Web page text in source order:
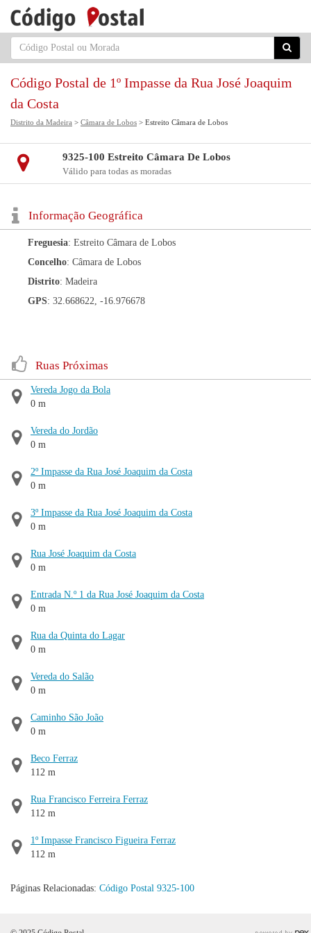
Código Postal de 1º Impasse da Rua José Joaquim
da Costa
Distrito da Madeira > Câmara de Lobos > Estreito Câmara de Lobos
9325-100 Estreito Câmara De Lobos
Válido para todas as moradas
Informação Geográfica
Freguesia: Estreito Câmara de Lobos
Concelho: Câmara de Lobos
Distrito: Madeira
GPS: 32.668622, -16.976678
Ruas Próximas
Vereda Jogo da Bola
0 m
Vereda do Jordão
0 m
2º Impasse da Rua José Joaquim da Costa
0 m
3º Impasse da Rua José Joaquim da Costa
0 m
Rua José Joaquim da Costa
0 m
Entrada N.º 1 da Rua José Joaquim da Costa
0 m
Rua da Quinta do Lagar
0 m
Vereda do Salão
0 m
Caminho São João
0 m
Beco Ferraz
112 m
Rua Francisco Ferreira Ferraz
112 m
1º Impasse Francisco Figueira Ferraz
112 m
Páginas Relacionadas: Código Postal 9325-100